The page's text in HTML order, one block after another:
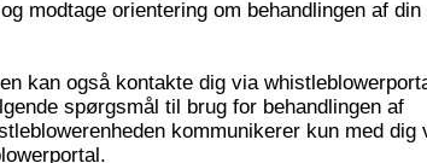
modtage orientering om behandlingen af din
kan også kontakte dig via
spørgsmål til brug for behandlingen af
kommunikerer kun med dig